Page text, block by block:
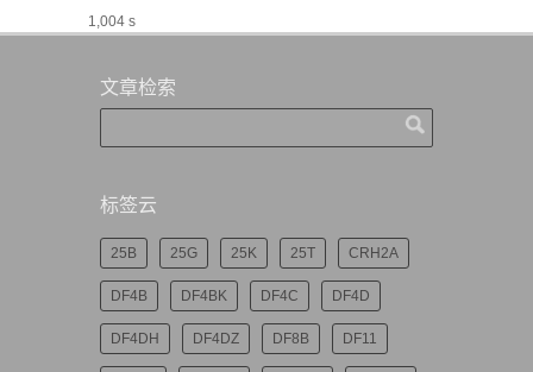
1,004 s
文章检索
标签云
25B 25G 25K 25T CRH2A
DF4B DF4BK DF4C DF4D
DF4DH DF4DZ DF8B DF11